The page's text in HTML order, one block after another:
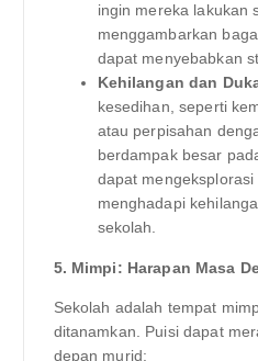
ingin mereka lakukan
menggambarkan
dapat menyebabkan
Kehilangan dan
kesedihan, seperti
atau perpisahan
berdampak besar
dapat
menghadapi
sekolah.
5. Mimpi: Harapan Masa
Sekolah adalah tempat
ditanamkan. Puisi dapat
depan murid: